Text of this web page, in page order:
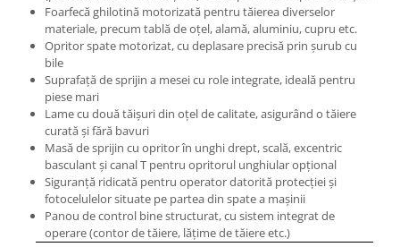
Accesorii prelucrare metal
Universale de strung si accesorii
pentru strunguri
Falci pentru 3 bacuri PS3/ PO3
Falci pentru 4 bacuri PS4/ PO4
Flanșă
Fălcile pentru 3-bacuri DK11
Fălcile pentru 4-bacuri DK12
Mandrine independente
Mandrină cu 3 fălci din fontă
Foarfecă ghilotină motorizată pentru tăierea diverselor
materiale, precum tablă de oțel, alamă, aluminiu, cupru etc.
Opritor spate motorizat, cu deplasare precisă prin șurub cu
bile
Suprafață de sprijin a mesei cu role integrate, ideală pentru
piese mari
Lame cu două tăișuri din oțel de calitate, asigurând o tăiere
curată și fără bavuri
Masă de sprijin cu opritor în unghi drept, scală, excentric
basculant și canal T pentru opritorul unghiular opțional
Siguranță ridicată pentru operator datorită protecției și
fotocelulelor situate pe partea din spate a mașinii
Panou de control bine structurat, cu sistem integrat de
operare (contor de tăiere, lățime de tăiere etc.)